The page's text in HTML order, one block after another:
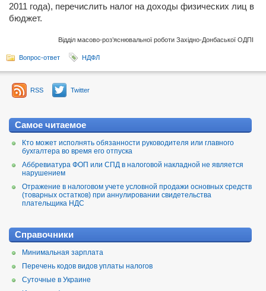
2011 года), перечислить налог на доходы физических лиц в
бюджет.
Відділ масово-роз’яснювальної роботи Західно-Донбаської ОДПІ
Вопрос-ответ НДФЛ
RSS Twitter
Самое читаемое
Кто может исполнять обязанности руководителя или главного
бухгалтера во время его отпуска
Аббревиатура ФОП или СПД в налоговой накладной не является
нарушением
Отражение в налоговом учете условной продажи основных средств
(товарных остатков) при аннулировании свидетельства
плательщика НДС
Справочники
Минимальная зарплата
Перечень кодов видов уплаты налогов
Суточные в Украине